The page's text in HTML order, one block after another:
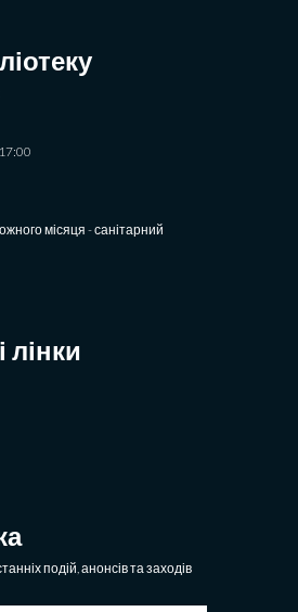
місяця - санітарний
лінки
подій, анонсів та заходів